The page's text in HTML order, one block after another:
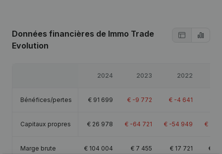
Données financières de Immo Trade
Evolution
2024 2023 2022
Bénéfices/pertes € 91 699 € -9 772 € -4 641
Capitaux propres € 26 978 € -64 721 € -54 949 €
Marge brute € 104 004 € 7 455 € 17 721 €